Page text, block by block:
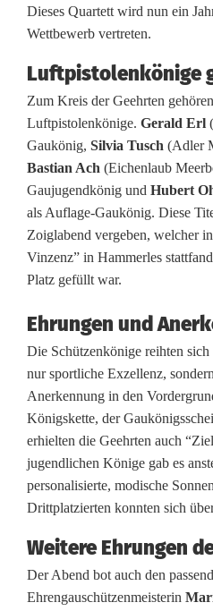
n
g
e
i
m
O
b
e
r
p
f
ä
l
z
r
N
Dieses Quartett wird nun ein
Wettbewerb vertreten.
Luftpistolenkönige
Zum Kreis der Geehrten
Luftpistolenkönige. Gerald Erl
Gaukönig, Silvia Tusch (Adler
Bastian Ach (Eichenlaub
Gaujugendkönig und Hubert
als Auflage-Gaukönig. Diese
Zoiglabend vergeben, welcher
Vinzenz” in Hammerles
Platz gefüllt war.
Ehrungen und
Die Schützenkönige reihten
nur sportliche Exzellenz,
Anerkennung in den
Königskette, der
erhielten die Geehrten auch
jugendlichen Könige gab es
personalisierte, modische
Drittplatzierten konnten sich
Weitere Ehrungen
Der Abend bot auch den
Ehrengauschützenmeisterin